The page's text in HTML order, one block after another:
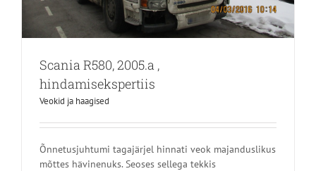
Scania R580, 2005.a ,
hindamisekspertiis
Veokid ja haagised
Õnnetusjuhtumi tagajärjel hinnati veok majanduslikus
mõttes hävinenuks. Seoses sellega tekkis